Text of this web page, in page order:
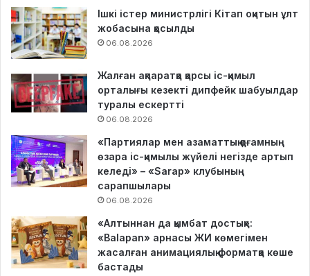
Ішкі істер министрлігі Кітап оқитын ұлт
жобасына қосылды
06.08.2026
Жалған ақпаратқа қарсы іс-қимыл
орталығы кезекті дипфейк шабуылдар
туралы ескертті
06.08.2026
«Партиялар мен азаматтық қоғамның
өзара іс-қимылы жүйелі негізде артып
келеді» – «Sarap» клубының
сарапшылары
06.08.2026
«Алтыннан да қымбат достық»:
«Balapan» арнасы ЖИ көмегімен
жасалған анимациялық форматқа көше
бастады